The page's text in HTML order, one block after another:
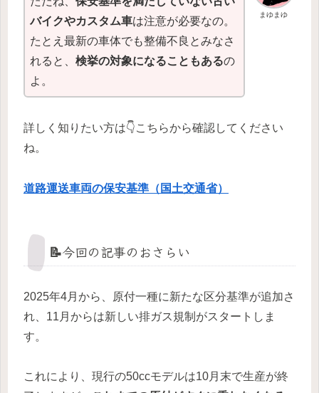
まゆまゆ
バイクやカスタム車は注意が必要なの。
たとえ最新の車体でも整備不良とみなさ
れると、 検挙の対象になることもあるの
よ。
詳しく知りたい方は👇こちらから確認してください
ね。
道路運送車両の保安基準（国土交通省）
📝今回の記事のおさらい
2025年4月から、原付一種に新たな区分基準が追加さ
れ、11月からは新しい排ガス規制がスタートしま
す。
これにより、現行の50ccモデルは10月末で生産が終